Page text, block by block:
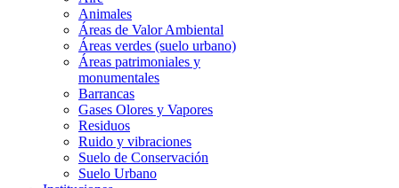
Animales
Áreas de Valor Ambiental
Áreas verdes (suelo urbano)
Áreas patrimoniales y
monumentales
Barrancas
Gases Olores y Vapores
Residuos
Ruido y vibraciones
Suelo de Conservación
Suelo Urbano